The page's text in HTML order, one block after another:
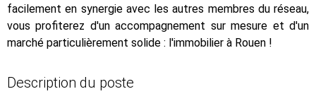
facilement en synergie avec les autres membres du réseau,
vous profiterez d'un accompagnement sur mesure et d'un
marché particulièrement solide : l'immobilier à Rouen !
Description du poste